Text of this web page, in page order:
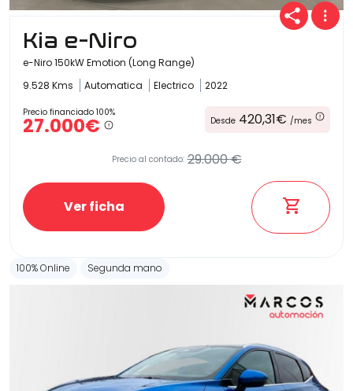
Kia e-Niro
e-Niro 150kW Emotion (Long Range)
9.528 Kms
Automatica Electrico 2022
Precio financiado 100%
27.000€ Desde 420,31€ /mes
Precio al contado: 29.000 €
Ver ficha
100% Online Segunda mano